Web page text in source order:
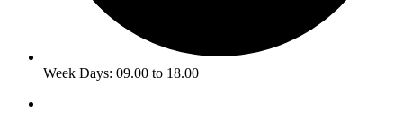
Week Days: 09.00 to 18.00